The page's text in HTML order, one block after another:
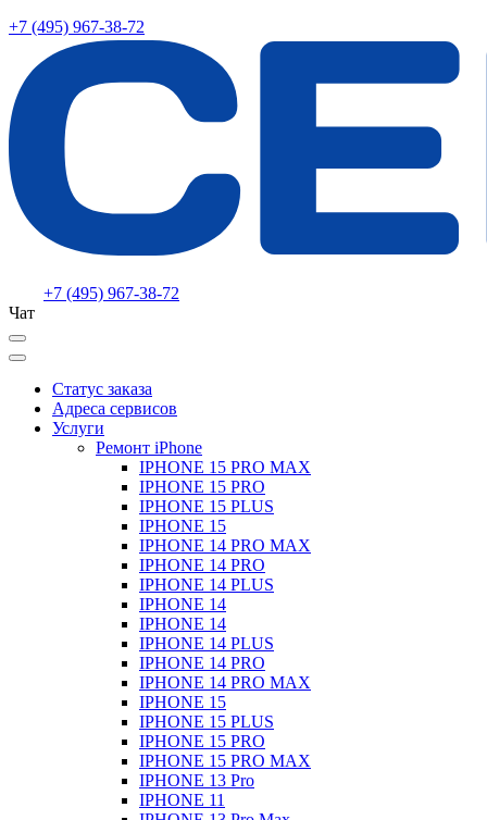
+7 (495) 967-38-72
+7 (495) 967-38-72
Чат
Статус заказа
Адреса сервисов
Услуги
Ремонт iPhone
IPHONE 15 PRO MAX
IPHONE 15 PRO
IPHONE 15 PLUS
IPHONE 15
IPHONE 14 PRO MAX
IPHONE 14 PRO
IPHONE 14 PLUS
IPHONE 14
IPHONE 14
IPHONE 14 PLUS
IPHONE 14 PRO
IPHONE 14 PRO MAX
IPHONE 15
IPHONE 15 PLUS
IPHONE 15 PRO
IPHONE 15 PRO MAX
IPHONE 13 Pro
IPHONE 11